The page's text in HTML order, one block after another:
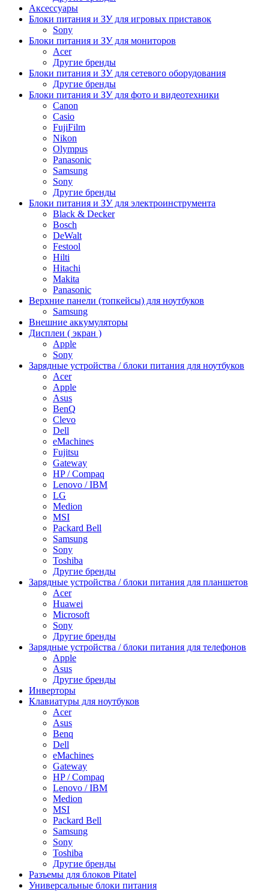
Аксессуары
Блоки питания и ЗУ для игровых приставок
Sony
Блоки питания и ЗУ для мониторов
Acer
Другие бренды
Блоки питания и ЗУ для сетевого оборудования
Другие бренды
Блоки питания и ЗУ для фото и видеотехники
Canon
Casio
FujiFilm
Nikon
Olympus
Panasonic
Samsung
Sony
Другие бренды
Блоки питания и ЗУ для электроинструмента
Black & Decker
Bosch
DeWalt
Festool
Hilti
Hitachi
Makita
Panasonic
Верхние панели (топкейсы) для ноутбуков
Samsung
Внешние аккумуляторы
Дисплеи ( экран )
Apple
Sony
Зарядные устройства / блоки питания для ноутбуков
Acer
Apple
Asus
BenQ
Clevo
Dell
eMachines
Fujitsu
Gateway
HP / Compaq
Lenovo / IBM
LG
Medion
MSI
Packard Bell
Samsung
Sony
Toshiba
Другие бренды
Зарядные устройства / блоки питания для планшетов
Acer
Huawei
Microsoft
Sony
Другие бренды
Зарядные устройства / блоки питания для телефонов
Apple
Asus
Другие бренды
Инверторы
Клавиатуры для ноутбуков
Acer
Asus
Benq
Dell
eMachines
Gateway
HP / Compaq
Lenovo / IBM
Medion
MSI
Packard Bell
Samsung
Sony
Toshiba
Другие бренды
Разъемы для блоков Pitatel
Универсальные блоки питания